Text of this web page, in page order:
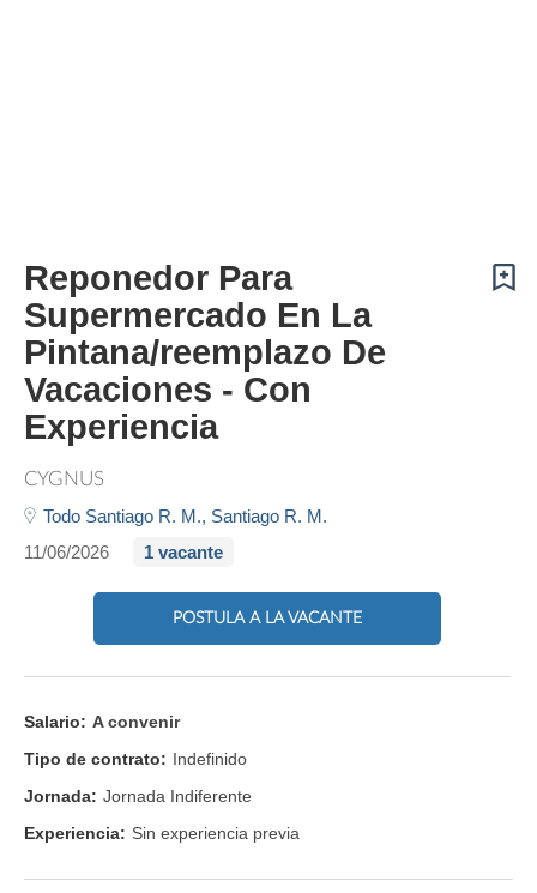
Reponedor Para
Supermercado En La
Pintana/reemplazo De
Vacaciones - Con
Experiencia
CYGNUS
Todo Santiago R. M., Santiago R. M.
11/06/2026
1 vacante
POSTULA A LA VACANTE
Salario: A convenir
Tipo de contrato: Indefinido
Jornada: Jornada Indiferente
Experiencia: Sin experiencia previa